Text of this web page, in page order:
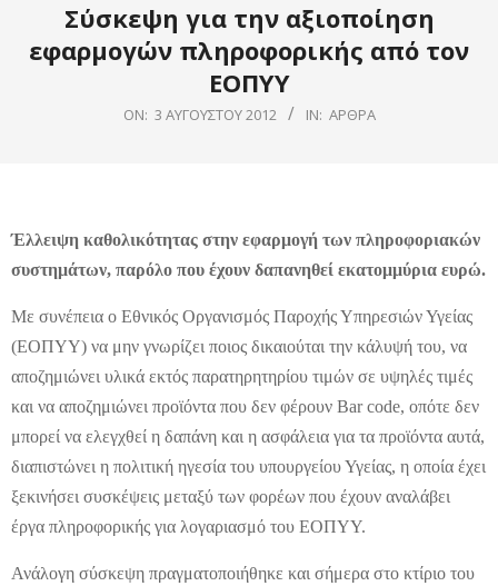
Σύσκεψη για την αξιοποίηση
εφαρμογών πληροφορικής από τον
ΕΟΠΥΥ
ON: 3 ΑΥΓΟΎΣΤΟΥ 2012 IN: ΆΡΘΡΑ
Έλλειψη καθολικότητας στην εφαρμογή των πληροφοριακών
συστημάτων, παρόλο που έχουν δαπανηθεί εκατομμύρια ευρώ.
Με συνέπεια ο Εθνικός Οργανισμός Παροχής Υπηρεσιών Υγείας
(ΕΟΠΥΥ) να μην γνωρίζει ποιος δικαιούται την κάλυψή του, να
αποζημιώνει υλικά εκτός παρατηρητηρίου τιμών σε υψηλές τιμές
και να αποζημιώνει προϊόντα που δεν φέρουν Bar code, οπότε δεν
μπορεί να ελεγχθεί η δαπάνη και η ασφάλεια για τα προϊόντα αυτά,
διαπιστώνει η πολιτική ηγεσία του υπουργείου Υγείας, η οποία έχει
ξεκινήσει συσκέψεις μεταξύ των φορέων που έχουν αναλάβει
έργα πληροφορικής για λογαριασμό του ΕΟΠΥΥ.
Ανάλογη σύσκεψη πραγματοποιήθηκε και σήμερα στο κτίριο του